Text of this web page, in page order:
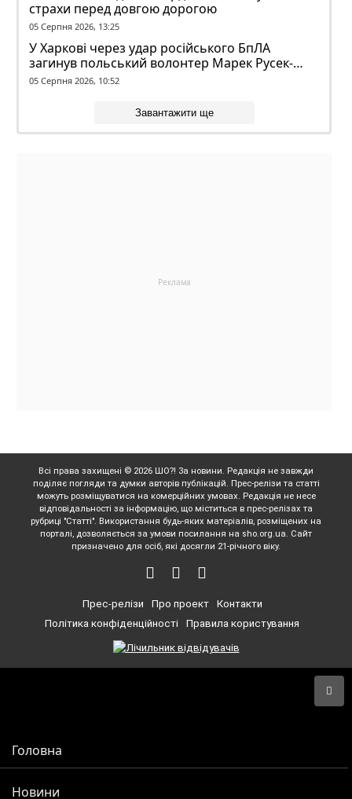
страхи перед довгою дорогою
05 Серпня 2026, 13:25
У Харкові через удар російського БпЛА
загинув польський волонтер Марек Русек-
Вольський
05 Серпня 2026, 10:52
Завантажити ще
Всі права захищені © 2026 ШО?! За новини. Редакція не завжди
поділяє погляди та думки авторів публікацій. Прес-релізи та статті
можуть розміщуватися на комерційних умовах. Редакція не несе
відповідальності за інформацію, що міститься в прес-релізах та
рубриці "Статті". Використання будь-яких матеріалів, розміщених на
порталі, дозволяється за умови посилання на sho.org.ua. Сайт
призначено для осіб, які досягли 21-річного віку.
Прес-релізи Про проект
Контакти
Політика конфіденційності
Правила користування
Головна
Новини